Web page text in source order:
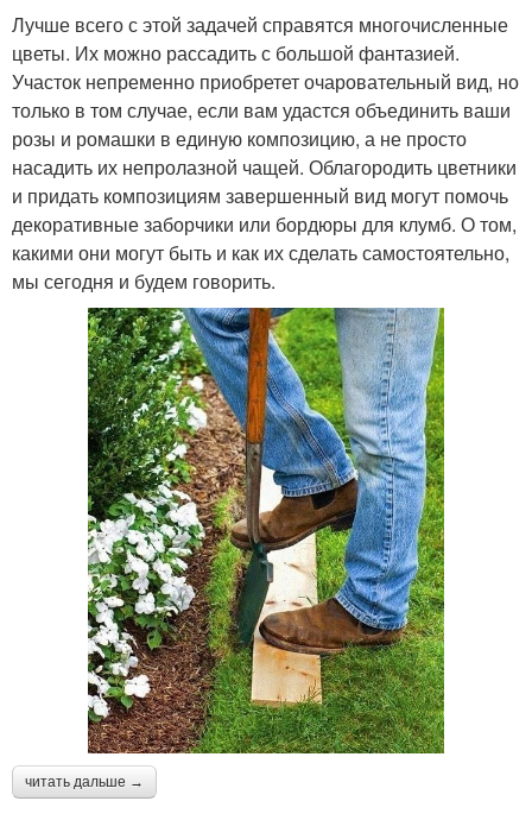
Лучше всего с этой задачей справятся многочисленные
цветы. Их можно рассадить с большой фантазией.
Участок непременно приобретет очаровательный вид, но
только в том случае, если вам удастся объединить ваши
розы и ромашки в единую композицию, а не просто
насадить их непролазной чащей. Облагородить цветники
и придать композициям завершенный вид могут помочь
декоративные заборчики или бордюры для клумб. О том,
какими они могут быть и как их сделать самостоятельно,
мы сегодня и будем говорить.
читать дальше →